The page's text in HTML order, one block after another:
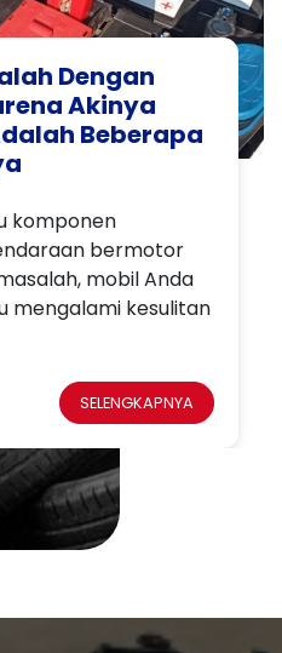
Dengan
Akinya
Beberapa
komponen
bermotor
mobil Anda
mengalami kesulitan
SELENGKAPNYA